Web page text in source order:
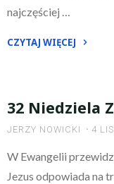
najczęściej …
CZYTAJ WIĘCEJ
św.
Marcina
z
Tours"
32 Niedziela
JERZY NOWICKI 4
W Ewangelii
Jezus odpowiada na